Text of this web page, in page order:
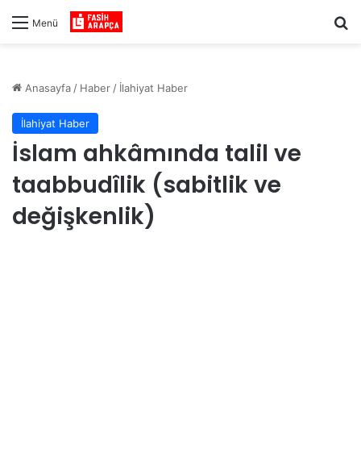
Menü
Anasayfa / Haber / İlahiyat Haber
İlahiyat Haber
İslam ahkâmında talil ve
taabbudîlik (sabitlik ve
değişkenlik)